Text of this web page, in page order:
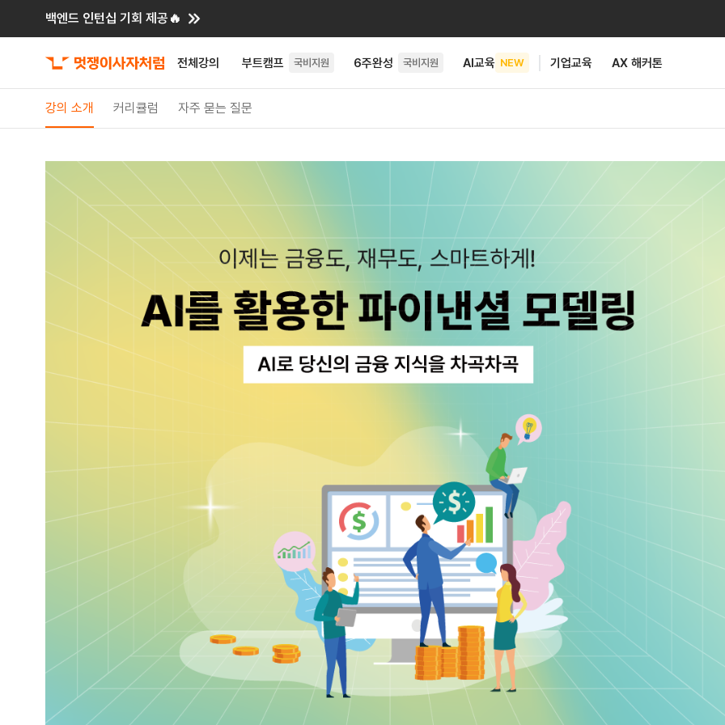
백엔드 인턴십 기회 제공🔥
전체강의 부트캠프 국비지원 6주완성 국비지원 AI교육 NEW 기업교육 AX 해커톤
강의 소개 커리큘럼 자주 묻는 질문